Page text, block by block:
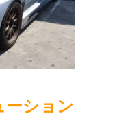
ション